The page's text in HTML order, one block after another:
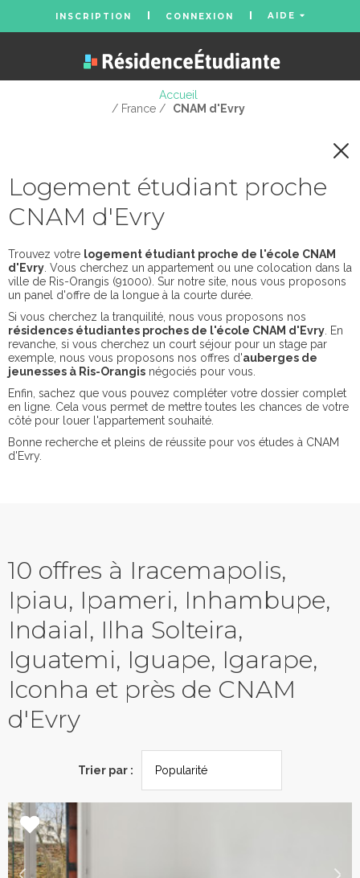
INSCRIPTION CONNEXION AIDE
Accueil
/ France /
CNAM d'Evry
Logement étudiant proche
CNAM d'Evry
Trouvez votre logement étudiant proche de l'école CNAM
d'Evry . Vous cherchez un appartement ou une colocation dans la
ville de Ris-Orangis (91000). Sur notre site, nous vous proposons
un panel d'offre de la longue à la courte durée.
Si vous cherchez la tranquilité, nous vous proposons nos
résidences étudiantes proches de l'école CNAM d'Evry . En
revanche, si vous cherchez un court séjour pour un stage par
exemple, nous vous proposons nos offres d'auberges de
jeunesses à Ris-Orangis négociés pour vous.
Enfin, sachez que vous pouvez compléter votre dossier complet
en ligne. Cela vous permet de mettre toutes les chances de votre
côté pour louer l'appartement souhaité.
Bonne recherche et pleins de réussite pour vos études à CNAM
d'Evry.
10 offres à Iracemapolis,
Ipiau, Ipameri, Inhambupe,
Indaial, Ilha Solteira,
Iguatemi, Iguape, Igarape,
Iconha et près de CNAM
d'Evry
Trier par :